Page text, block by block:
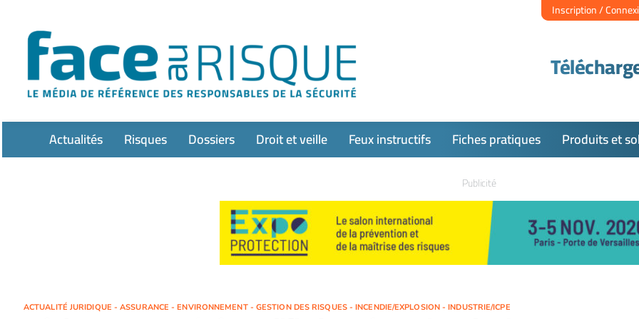
contenu
Inscription /
Actualités Risques Dossiers Droit et veille Feux instructifs Fiches pratiques Produits et
Publicité
ACTUALITÉ JURIDIQUE - ASSURANCE - ENVIRONNEMENT - GESTION DES RISQUES - INCENDIE/EXPLOSION - INDUSTRIE/ICPE